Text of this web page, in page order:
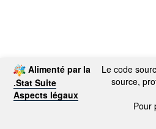
Alimenté par la
.Stat Suite
Aspects légaux
Le code
source,
Pour